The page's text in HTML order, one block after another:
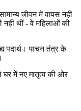
जीवन में वापस नहीं
नहीं थीं - वे महिलाओं की
पदार्थ। पाचन तंत्र के
घर में नए मातृत्व की ओर